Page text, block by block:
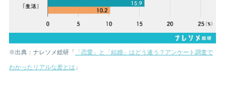
※出典：ナレソメ総研「 「恋愛」と「結婚」はどう違う？アンケート調査で
わかったリアルな差とは 」